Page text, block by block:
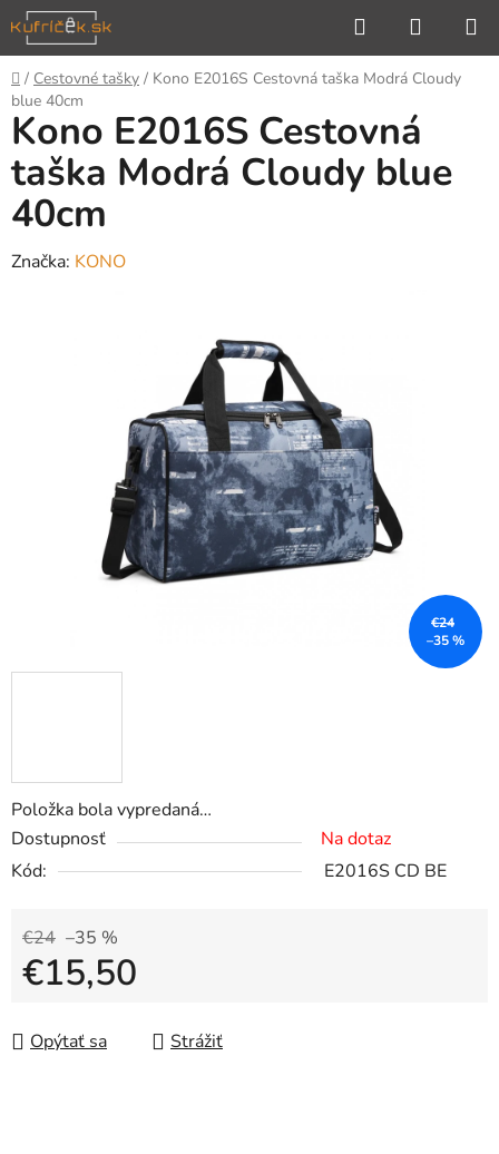
Prejsť
na
obsah
Hľadať
KOŠÍK
Domov
/ Cestovné tašky / Kono E2016S Cestovná taška Modrá Cloudy
blue 40cm
Položka bola vypredaná…
Dostupnosť
Na dotaz
Kód:
E2016S CD BE
€24 –35 %
€15,50
Opýtať sa
Strážiť
Kono E2016S Cestovná
taška Modrá Cloudy blue
40cm
Značka: KONO
€24
–35 %